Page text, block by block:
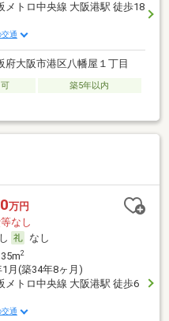
メトロ中央線 大阪港駅 徒歩18
通
府大阪市港区八幡屋１丁目
築5年以内
万円
なし
なし
2
1月(築34年8ヶ月)
メトロ中央線 大阪港駅 徒歩6
通